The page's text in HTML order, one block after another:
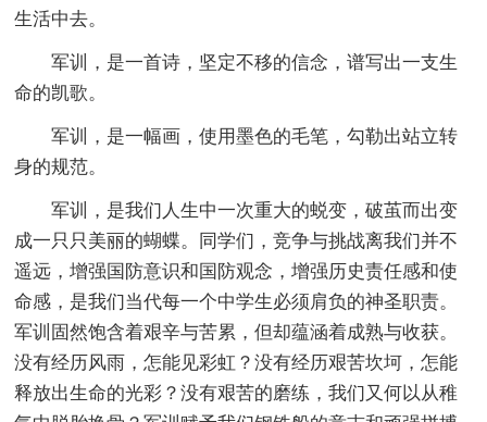
生活中去。
军训，是一首诗，坚定不移的信念，谱写出一支生
命的凯歌。
军训，是一幅画，使用墨色的毛笔，勾勒出站立转
身的规范。
军训，是我们人生中一次重大的蜕变，破茧而出变
成一只只美丽的蝴蝶。同学们，竞争与挑战离我们并不
遥远，增强国防意识和国防观念，增强历史责任感和使
命感，是我们当代每一个中学生必须肩负的神圣职责。
军训固然饱含着艰辛与苦累，但却蕴涵着成熟与收获。
没有经历风雨，怎能见彩虹？没有经历艰苦坎坷，怎能
释放出生命的光彩？没有艰苦的磨练，我们又何以从稚